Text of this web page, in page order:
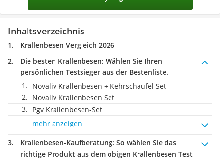
Inhaltsverzeichnis
Krallenbesen Vergleich 2026
Die besten Krallenbesen: Wählen Sie Ihren
persönlichen Testsieger aus der Bestenliste.
Novaliv Krallenbesen + Kehrschaufel Set
Novaliv Krallenbesen Set
Pgv Krallenbesen-Set
mehr anzeigen
Krallenbesen-Kaufberatung: So wählen Sie das
richtige Produkt aus dem obigen Krallenbesen Test